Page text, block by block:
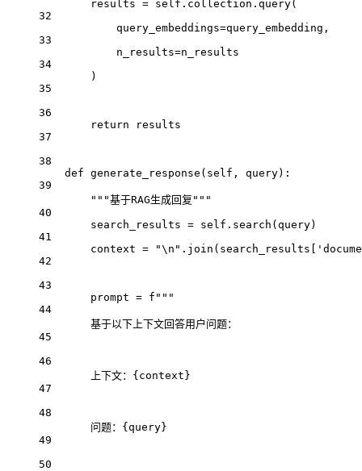
results = self .collection.query(
32
query_embeddings=query_embedding,
33
n_results=n_results
34
)
35
36
return results
37
38
def generate_response (self, query):
39
"""基于RAG生成回复"""
40
search_results = self .search(query)
41
context = "\n " .join(search_results[
42
43
prompt = f """
44
基于以下上下文回答用户问题：
45
46
上下文： { context }
47
48
问题： { query}
49
50